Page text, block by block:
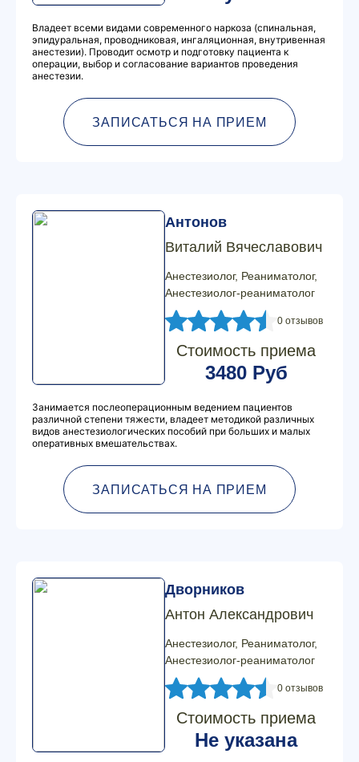
Владеет всеми видами современного наркоза (спинальная,
эпидуральная, проводниковая, ингаляционная, внутривенная
анестезии). Проводит осмотр и подготовку пациента к
операции, выбор и согласование вариантов проведения
анестезии.
ЗАПИСАТЬСЯ НА ПРИЕМ
Антонов
Виталий Вячеславович
Анестезиолог, Реаниматолог,
Анестезиолог-реаниматолог
0 отзывов
Стоимость приема
3480 Руб
Занимается послеоперационным ведением пациентов
различной степени тяжести, владеет методикой различных
видов анестезиологических пособий при больших и малых
оперативных вмешательствах.
ЗАПИСАТЬСЯ НА ПРИЕМ
Дворников
Антон Александрович
Анестезиолог, Реаниматолог,
Анестезиолог-реаниматолог
0 отзывов
Стоимость приема
Не указана